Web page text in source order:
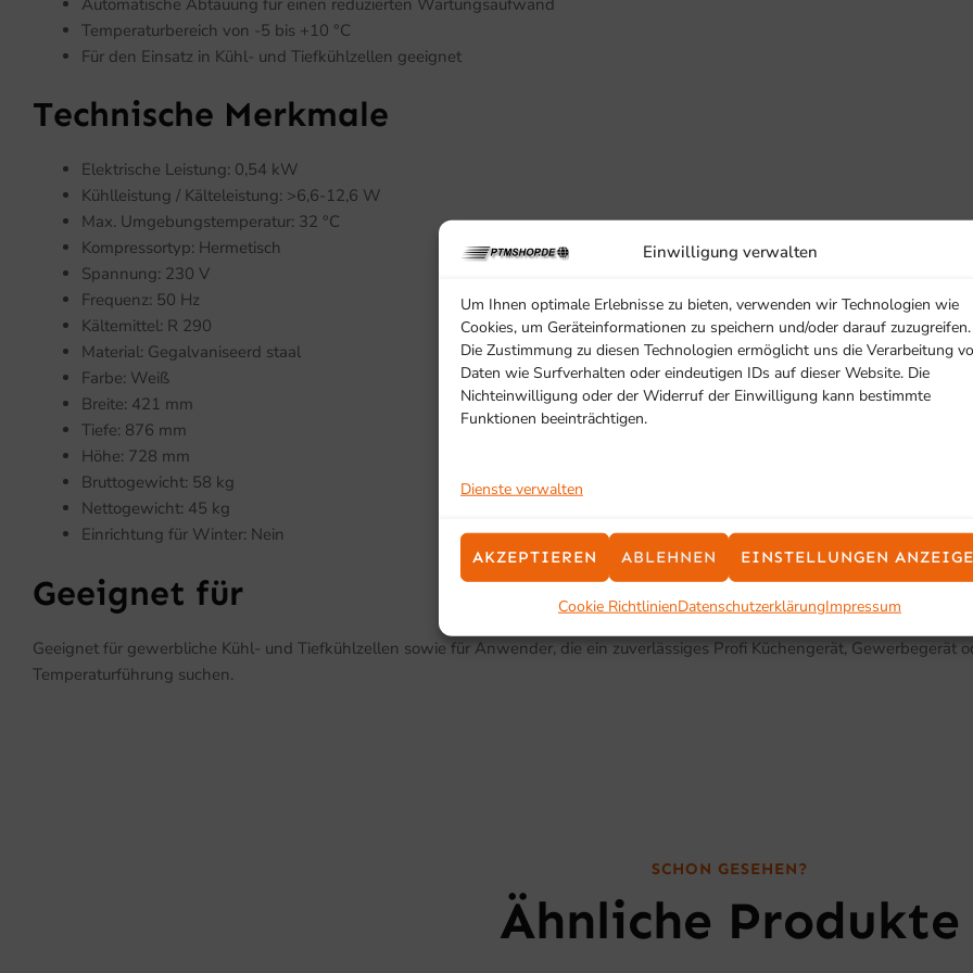
Einwilligung verwalten
Um Ihnen optimale Erlebnisse zu bieten, verwenden wir Technologien wie
Cookies, um Geräteinformationen zu speichern und/oder darauf zuzugreifen.
Die Zustimmung zu diesen Technologien ermöglicht uns die Verarbeitung
Daten wie Surfverhalten oder eindeutigen IDs auf dieser Website. Die
Nichteinwilligung oder der Widerruf der Einwilligung kann bestimmte
Funktionen beeinträchtigen.
Dienste verwalten
AKZEPTIEREN ABLEHNEN EINSTELLUNGEN
Cookie RichtlinienDatenschutzerklärungImpressum
Temperaturbereich von -5 bis +10 °C
Für den Einsatz in Kühl- und Tiefkühlzellen geeignet
Technische Merkmale
Elektrische Leistung: 0,54 kW
Kühlleistung / Kälteleistung: >6,6-12,6 W
Max. Umgebungstemperatur: 32 °C
Kompressortyp: Hermetisch
Spannung: 230 V
Frequenz: 50 Hz
Kältemittel: R 290
Material: Gegalvaniseerd staal
Farbe: Weiß
Breite: 421 mm
Tiefe: 876 mm
Höhe: 728 mm
Bruttogewicht: 58 kg
Nettogewicht: 45 kg
Einrichtung für Winter: Nein
Geeignet für
Geeignet für gewerbliche Kühl- und Tiefkühlzellen sowie für Anwender, die ein zuverlässiges Profi Küchengerät, Gewerbegerät
Temperaturführung suchen.
SCHON GESEHEN?
Ähnliche Produkte